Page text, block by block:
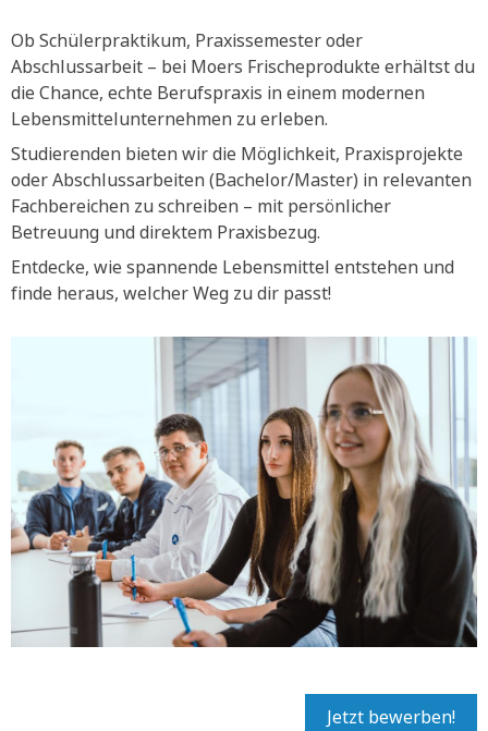
Ob Schülerpraktikum, Praxissemester oder
Abschlussarbeit – bei Moers Frischeprodukte erhältst du
die Chance, echte Berufspraxis in einem modernen
Lebensmittelunternehmen zu erleben.
Studierenden bieten wir die Möglichkeit, Praxisprojekte
oder Abschlussarbeiten (Bachelor/Master) in relevanten
Fachbereichen zu schreiben – mit persönlicher
Betreuung und direktem Praxisbezug.
Entdecke, wie spannende Lebensmittel entstehen und
finde heraus, welcher Weg zu dir passt!
Jetzt bewerben!